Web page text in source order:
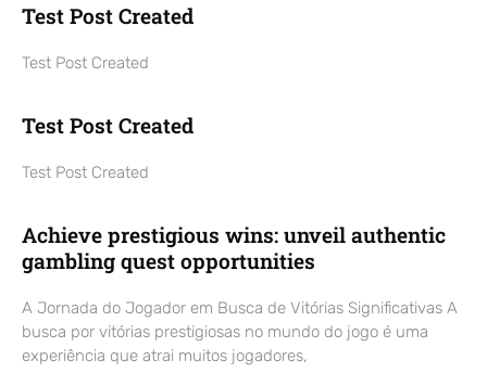
Test Post Created
Test Post Created
Test Post Created
Test Post Created
Achieve prestigious wins: unveil authentic
gambling quest opportunities
A Jornada do Jogador em Busca de Vitórias Significativas A
busca por vitórias prestigiosas no mundo do jogo é uma
experiência que atrai muitos jogadores,